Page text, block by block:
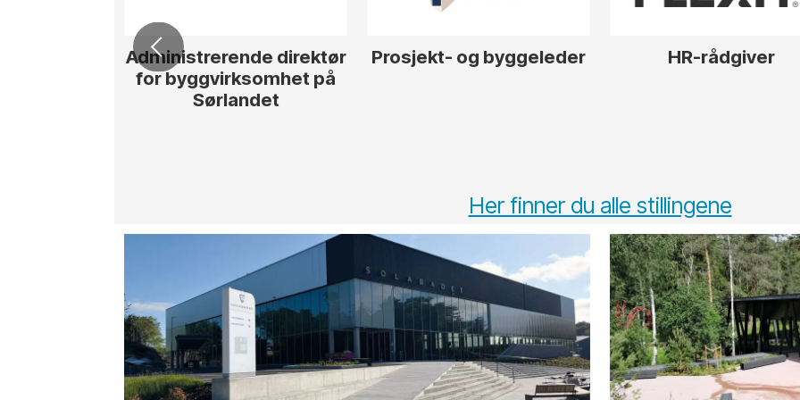
Administrerende direktør
for byggvirksomhet på
Sørlandet
Prosjekt- og byggeleder HR-rådgiver
Her finner du alle stillingene